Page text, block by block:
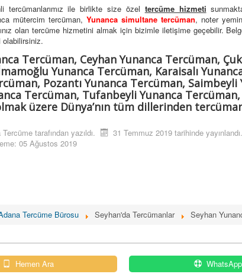
tercümanlarımız ile birlikte size özel tercüme hizmeti
mütercim tercüman,Yunanca simultane tercüman, noter
olan tercüme hizmetini almak için bizimle iletişime geçebilir.
olabilirsiniz.
Tercüman, Ceyhan Yunanca Tercüman,
Yunanca Tercüman, Karaisalı
Pozantı Yunanca Tercüman,
Tercüman, Tufanbeyli Yunanca
üzere Dünya’nın tüm dillerinden
Tercüme tarafından yazıldı. 31 Temmuz 2019 tarihinde yayınlandı.
05 Ağustos 2019
Tercüme Bürosu Seyhan'da Tercümanlar Seyhan
Hemen Ara WhatsApp